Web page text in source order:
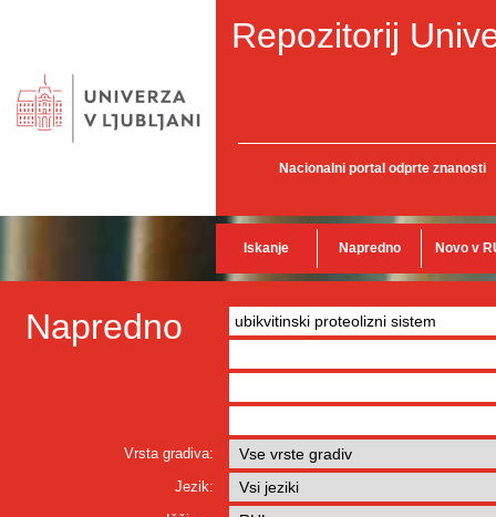
Repozitorij
Nacionalni portal odprte znanosti
Iskanje Napredno Novo v
Napredno
Vrsta gradiva:
Jezik: